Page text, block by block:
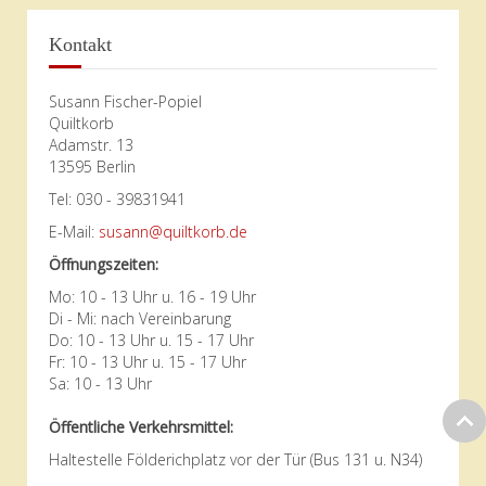
Kontakt
Susann Fischer-Popiel
Quiltkorb
Adamstr. 13
13595 Berlin
Tel: 030 - 39831941
E-Mail: susann@quiltkorb.de
Öffnungszeiten:
Mo: 10 - 13 Uhr u. 16 - 19 Uhr
Di - Mi: nach Vereinbarung
Do: 10 - 13 Uhr u. 15 - 17 Uhr
Fr: 10 - 13 Uhr u. 15 - 17 Uhr
Sa: 10 - 13 Uhr
Öffentliche Verkehrsmittel:
Haltestelle Földerichplatz vor der Tür (Bus 131 u. N34)